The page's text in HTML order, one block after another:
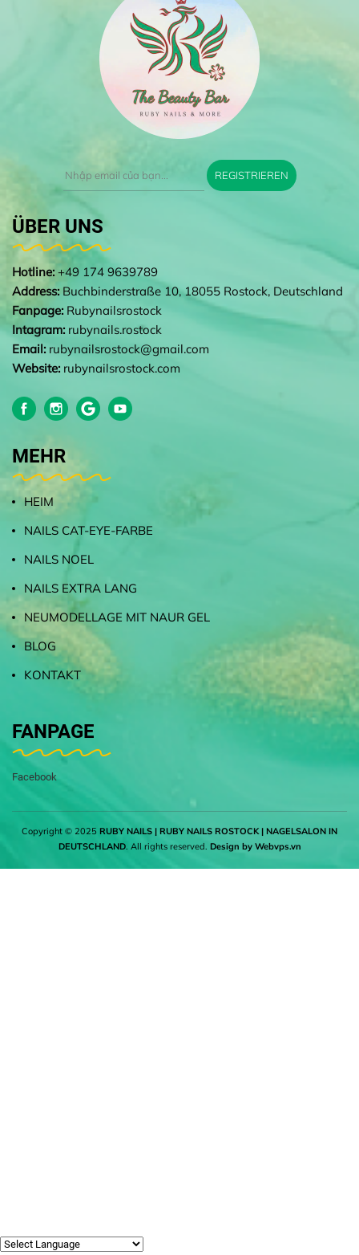
REGISTRIEREN
ÜBER UNS
Hotline: +49 174 9639789
Address: Buchbinderstraße 10, 18055 Rostock, Deutschland
Fanpage: Rubynailsrostock
Intagram: rubynails.rostock
Email: rubynailsrostock@gmail.com
Website: rubynailsrostock.com
MEHR
HEIM
NAILS CAT-EYE-FARBE
NAILS NOEL
NAILS EXTRA LANG
NEUMODELLAGE MIT NAUR GEL
BLOG
KONTAKT
FANPAGE
Facebook
Copyright © 2025 RUBY NAILS | RUBY NAILS ROSTOCK | NAGELSALON IN
DEUTSCHLAND. All rights reserved. Design by Webvps.vn